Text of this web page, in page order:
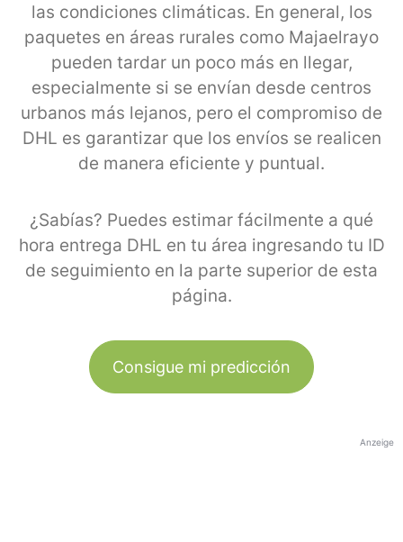
las condiciones climáticas. En general, los
paquetes en áreas rurales como Majaelrayo
pueden tardar un poco más en llegar,
especialmente si se envían desde centros
urbanos más lejanos, pero el compromiso de
DHL es garantizar que los envíos se realicen
de manera eficiente y puntual.
¿Sabías? Puedes estimar fácilmente a qué
hora entrega DHL en tu área ingresando tu ID
de seguimiento en la parte superior de esta
página.
Consigue mi predicción
Anzeige